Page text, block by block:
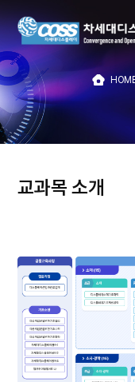
메뉴
교과목 소개